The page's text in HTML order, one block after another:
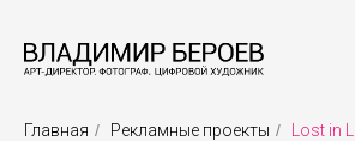
Главная / Рекламные проекты / Lost in